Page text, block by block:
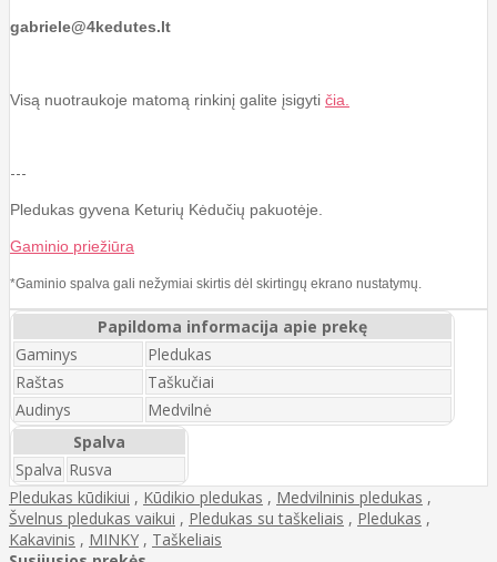
gabriele@4kedutes.lt
Visą nuotraukoje matomą rinkinį galite įsigyti čia.
---
Pledukas gyvena Keturių Kėdučių pakuotėje.
Gaminio priežiūra
*Gaminio spalva gali nežymiai skirtis dėl skirtingų ekrano nustatymų.
Papildoma informacija apie prekę
Gaminys
Pledukas
Raštas
Taškučiai
Audinys
Medvilnė
Spalva
Spalva Rusva
Pledukas kūdikiui , Kūdikio pledukas , Medvilninis pledukas ,
Švelnus pledukas vaikui , Pledukas su taškeliais , Pledukas ,
Kakavinis , MINKY , Taškeliais